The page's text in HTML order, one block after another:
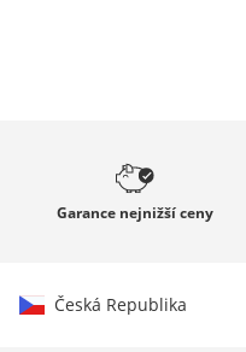
Garance nejnižší ceny
Česká Republika